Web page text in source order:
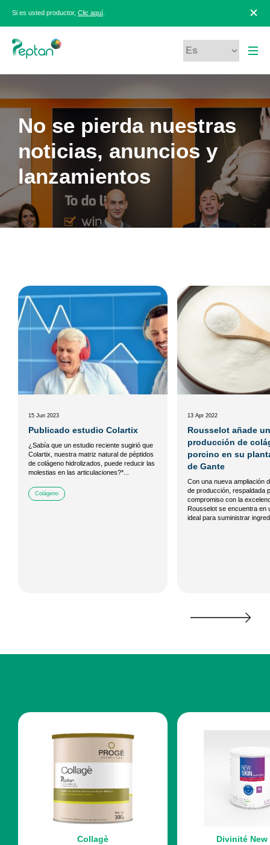
Si es usted productor, Clic aquí
No se pierda nuestras
noticias, anuncios y
lanzamientos
15 Jun 2023
Publicado estudio Colartix
¿Sabía que un estudio reciente sugirió que
Colartix, nuestra matriz natural de péptidos
de colágeno hidrolizados, puede reducir las
molestias en las articulaciones?*...
Colágeno
13 Apr 2022
Rousselot añade
producción de
porcino en su
de Gante
Con una nueva ampliación
de producción, respaldada
compromiso con la
Rousselot se encuentra en
ideal para suministrar
Collagè Divinité New